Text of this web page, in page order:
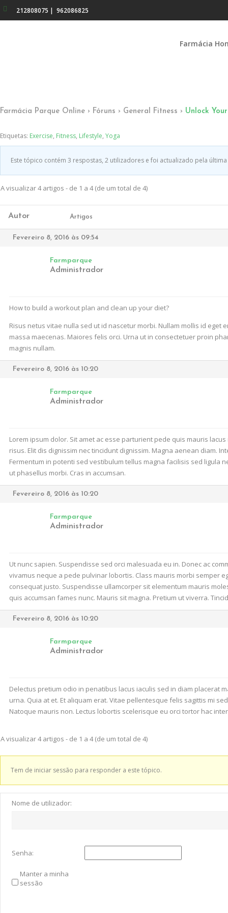
212808075 | 962086825
Farmácia
Farmácia Parque Online › Fóruns › General Fitness › Unlock
Etiquetas: Exercise, Fitness, Lifestyle, Yoga
Este tópico contém 3 respostas, 2 utilizadores e foi actualizado pela
A visualizar 4 artigos - de 1 a 4 (de um total de 4)
Autor Artigos
Fevereiro 8, 2016 às 09:54
Farmparque
Administrador
How to build a workout plan and clean up your diet?
Risus netus vitae nulla sed ut id nascetur morbi. Nullam mollis id
massa maecenas. Maiores felis orci. Urna ut in consectetuer proin
magnis nullam.
Fevereiro 8, 2016 às 10:20
Farmparque
Administrador
Lorem ipsum dolor. Sit amet ac esse parturient pede quis mauris
risus. Elit dis dignissim nec tincidunt dignissim. Magna aenean diam.
Fermentum in potenti sed vestibulum tellus magna facilisis sed ligula
ut phasellus morbi. Cras in accumsan.
Fevereiro 8, 2016 às 10:20
Farmparque
Administrador
Ut nunc sapien. Suspendisse sed orci malesuada eu in. Donec ac
vivamus neque a pede pulvinar lobortis. Class mauris morbi semper
consequat justo. Suspendisse ullamcorper sit elementum mauris
quis accumsan fames nunc. Mauris sit magna. Pretium ut viverra.
Fevereiro 8, 2016 às 10:20
Farmparque
Administrador
Delectus pretium odio in penatibus lacus iaculis sed in diam placerat
urna. Quia at et. Et aliquam erat. Vitae pellentesque felis sagittis mi
Natoque mauris non. Lectus lobortis scelerisque eu orci tortor hac
A visualizar 4 artigos - de 1 a 4 (de um total de 4)
Tem de iniciar sessão para responder a este tópico.
Nome de utilizador:
Senha:
Manter a minha
sessão